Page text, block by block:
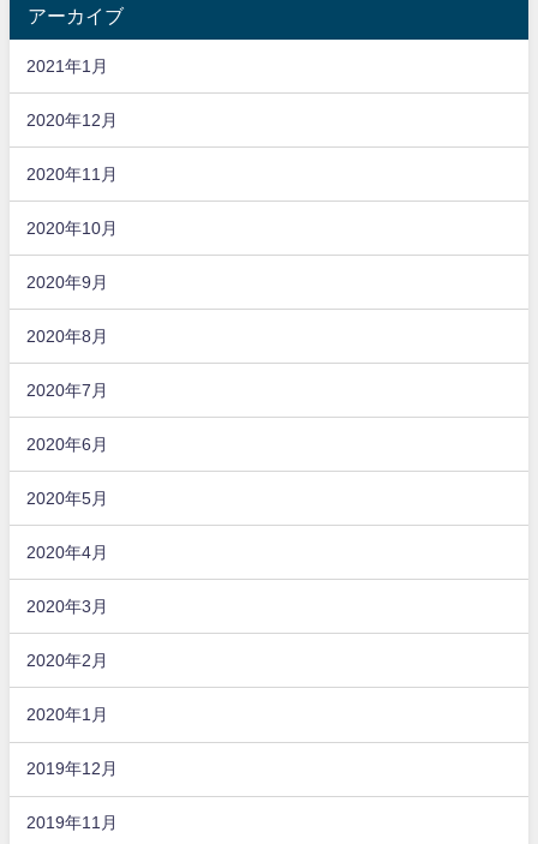
アーカイブ
2021年1月
2020年12月
2020年11月
2020年10月
2020年9月
2020年8月
2020年7月
2020年6月
2020年5月
2020年4月
2020年3月
2020年2月
2020年1月
2019年12月
2019年11月